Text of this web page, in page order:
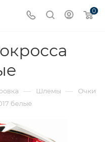
0
— Шлемы — Очки
белые